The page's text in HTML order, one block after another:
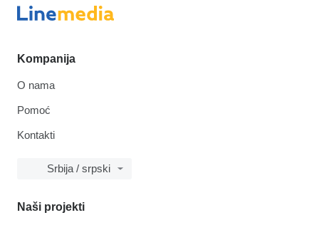
Kompanija
O nama
Pomoć
Kontakti
Srbija / srpski
Naši projekti